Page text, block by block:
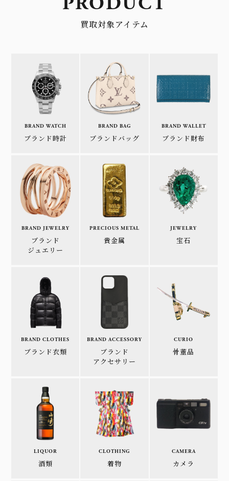
買取対象アイテム
BRAND WATCH
ブランド時計
BRAND BAG
ブランドバッグ
BRAND WALLET
ブランド財布
BRAND JEWELRY
ブランド
ジュエリー
PRECIOUS METAL
貴金属
JEWELRY
宝石
BRAND CLOTHES
ブランド衣類
BRAND ACCESSORY
ブランド
アクセサリー
CURIO
骨董品
LIQUOR
酒類
CLOTHING
着物
CAMERA
カメラ